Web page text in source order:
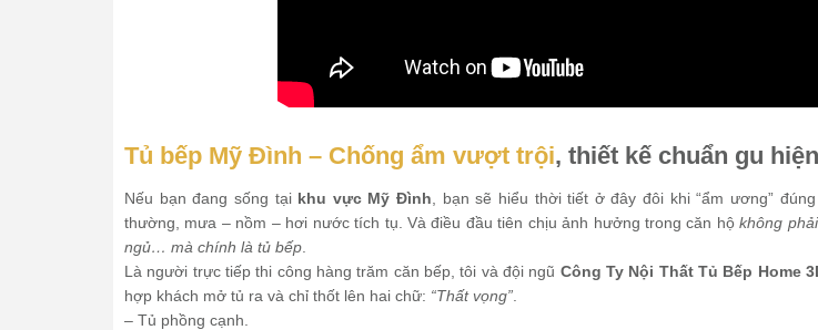
Tủ bếp Mỹ Đình – Chống ẩm vượt trội, thiết kế chuẩn gu
Nếu bạn đang sống tại khu vực Mỹ Đình , bạn sẽ hiểu thời tiết ở đây đôi khi “ẩm ương”
thường, mưa – nồm – hơi nước tích tụ. Và điều đầu tiên chịu ảnh hưởng trong căn hộkhông
ngủ… mà chính là tủ bếp
Là người trực tiếp thi công hàng trăm căn bếp, tôi và đội ngũ Công Ty Nội Thất Tủ Bếp Home
hợp khách mở tủ ra và chỉ thốt lên hai chữ: “Thất vọng”
– Tủ phồng cạnh.